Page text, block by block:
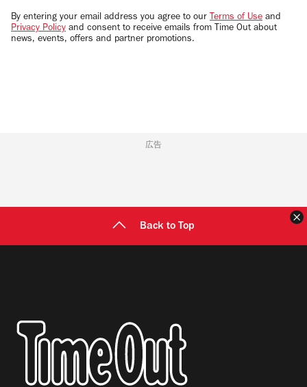
By entering your email address you agree to our Terms of Use and
Privacy Policy and consent to receive emails from Time Out about
news, events, offers and partner promotions.
広告
Back to Top